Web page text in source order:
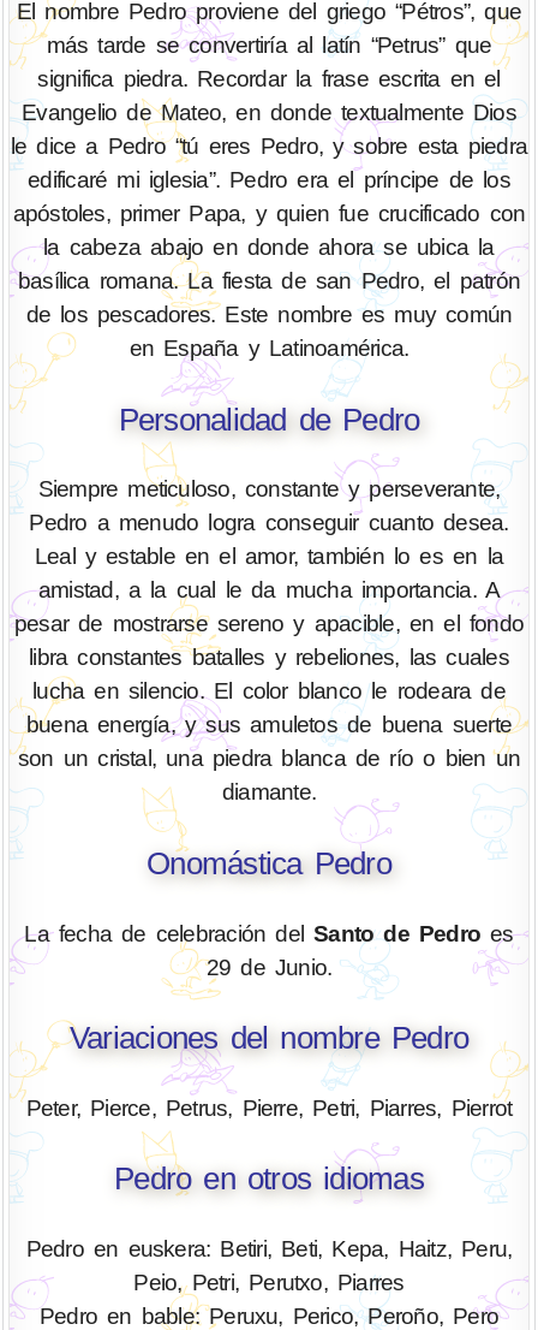
El nombre Pedro proviene del griego “Pétros”, que
más tarde se convertiría al latín “Petrus” que
significa piedra. Recordar la frase escrita en el
Evangelio de Mateo, en donde textualmente Dios
le dice a Pedro “tú eres Pedro, y sobre esta piedra
edificaré mi iglesia”. Pedro era el príncipe de los
apóstoles, primer Papa, y quien fue crucificado con
la cabeza abajo en donde ahora se ubica la
basílica romana. La fiesta de san Pedro, el patrón
de los pescadores. Este nombre es muy común
en España y Latinoamérica.
Personalidad de Pedro
Siempre meticuloso, constante y perseverante,
Pedro a menudo logra conseguir cuanto desea.
Leal y estable en el amor, también lo es en la
amistad, a la cual le da mucha importancia. A
pesar de mostrarse sereno y apacible, en el fondo
libra constantes batalles y rebeliones, las cuales
lucha en silencio. El color blanco le rodeara de
buena energía, y sus amuletos de buena suerte
son un cristal, una piedra blanca de río o bien un
diamante.
Onomástica Pedro
La fecha de celebración delSanto de Pedro es
29 de Junio.
Variaciones del nombre Pedro
Peter, Pierce, Petrus, Pierre, Petri, Piarres, Pierrot
Pedro en otros idiomas
Pedro en euskera: Betiri, Beti, Kepa, Haitz, Peru,
Peio, Petri, Perutxo, Piarres
Pedro en bable: Peruxu, Perico, Peroño, Pero